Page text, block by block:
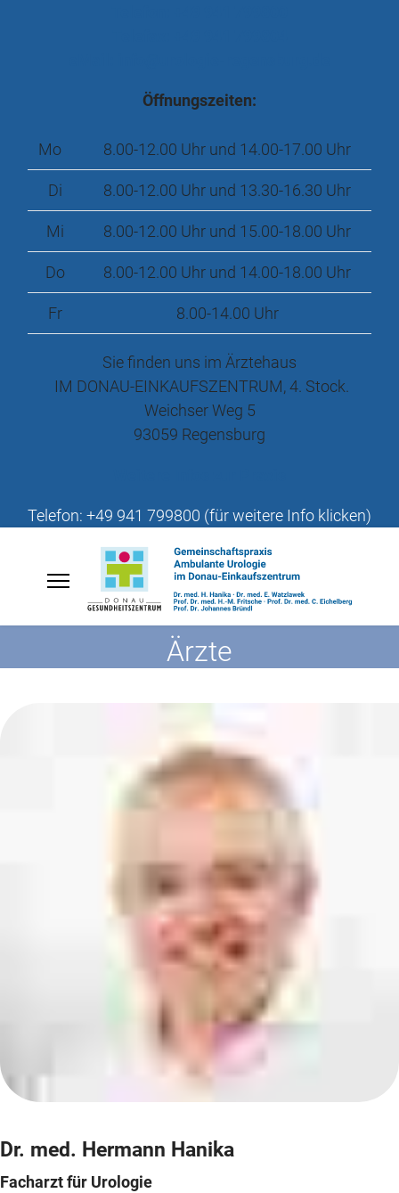
Öffnungszeiten:
Mo 8.00-12.00 Uhr und 14.00-17.00 Uhr
Di 8.00-12.00 Uhr und 13.30-16.30 Uhr
Mi 8.00-12.00 Uhr und 15.00-18.00 Uhr
Do 8.00-12.00 Uhr und 14.00-18.00 Uhr
Fr 8.00-14.00 Uhr
Sie finden uns im Ärztehaus
IM DONAU-EINKAUFSZENTRUM, 4. Stock.
Weichser Weg 5
93059 Regensburg
Telefon: +49 941 799800 (für weitere Info klicken)
Ärzte
Dr. med. Hermann Hanika
Facharzt für Urologie